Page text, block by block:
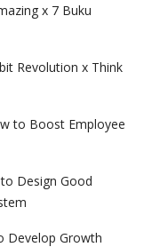
x 7 Buku
Revolution x Think
to Boost Employee
Design Good
Develop Growth